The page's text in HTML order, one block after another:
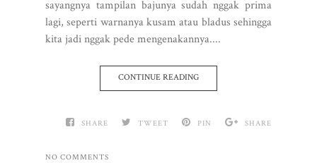
sayangnya tampilan bajunya sudah nggak prima
lagi, seperti warnanya kusam atau bladus sehingga
kita jadi nggak pede mengenakannya....
CONTINUE READING
SHARE TWEET PIN SHARE
NO COMMENTS